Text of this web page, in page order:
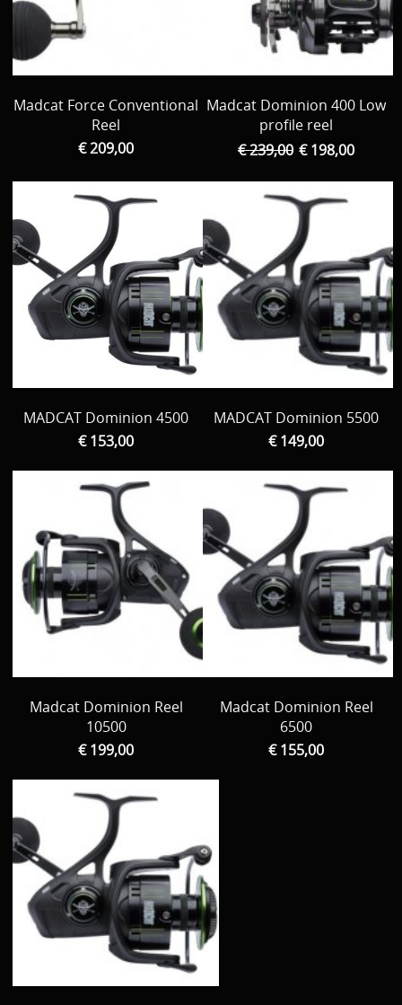
Bateau / Float tube // tout la reste
Tent / Chair / Tapis de réception, Peson ...
Par Marque
Decoration
Promo material
cadeau bon
D Occasion
Madcat Force Conventional
Reel
€ 209,00
Madcat Dominion 400 Low
profile reel
€ 239,00 € 198,00
MADCAT Dominion 4500
€ 153,00
MADCAT Dominion 5500
€ 149,00
Madcat Dominion Reel
10500
€ 199,00
Madcat Dominion Reel
6500
€ 155,00